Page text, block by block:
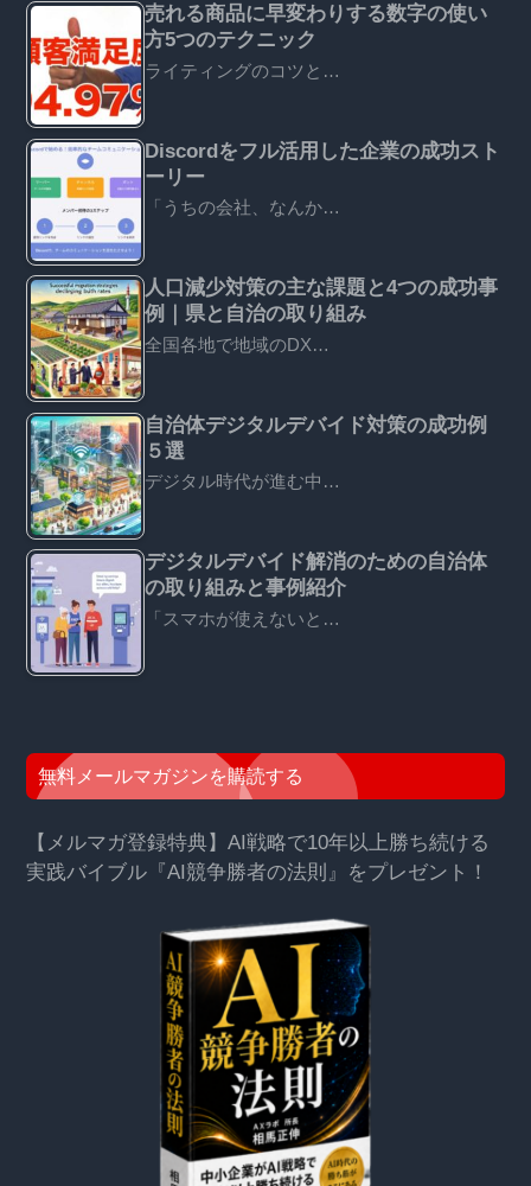
売れる商品に早変わりする数字の使い
方5つのテクニック
ライティングのコツと…
Discordをフル活用した企業の成功スト
ーリー
「うちの会社、なんか…
人口減少対策の主な課題と4つの成功事
例｜県と自治の取り組み
全国各地で地域のDX…
自治体デジタルデバイド対策の成功例
５選
デジタル時代が進む中…
デジタルデバイド解消のための自治体
の取り組みと事例紹介
「スマホが使えないと…
無料メールマガジンを購読する
【メルマガ登録特典】AI戦略で10年以上勝ち続ける
実践バイブル『AI競争勝者の法則』をプレゼント！